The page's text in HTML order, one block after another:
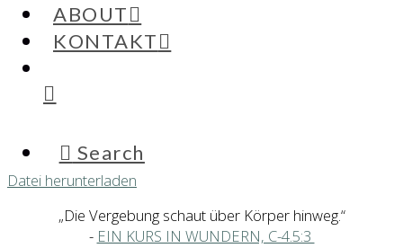
ABOUT
KONTAKT
Search
Teilen
Link
Embed
Datei herunterladen
„Die Vergebung schaut über Körper hinweg.“
- EIN KURS IN WUNDERN, C-4.5:3